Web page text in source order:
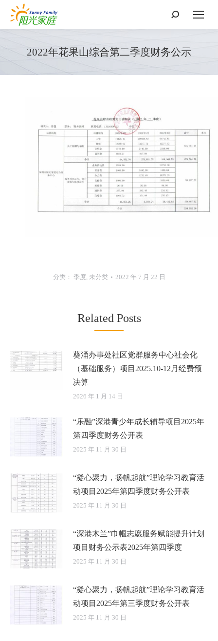
搜
索：
2022年花果山综合第二季度财务公示
分类： 季度, 未分类 2022 年 7 月 22 日
Related Posts
葵涌办事处社区党群服务中心社会化
（基础服务）项目2025.10-12月经费预
决算
2026 年 1 月 14 日
“乐融”深港青少年成长辅导项目2025年
第四季度财务公开表
2025 年 11 月 30 日
“凝心聚力，扬帆起航”理论学习教育活
动项目2025年第四季度财务公开表
2025 年 11 月 30 日
“深港木兰”巾帼志愿服务赋能提升计划
项目财务公示表2025年第四季度
2025 年 11 月 30 日
“凝心聚力，扬帆起航”理论学习教育活
动项目2025年第三季度财务公开表
2025 年 11 月 30 日